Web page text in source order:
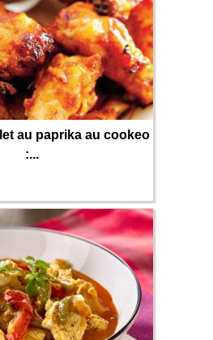
au paprika au cookeo
:...